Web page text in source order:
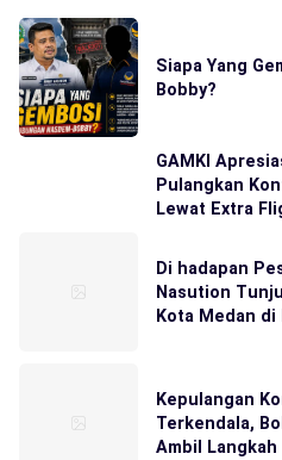
Siapa Yang
Bobby?
GAMKI
Pulangkan
Lewat Extra
Di hadapan
Nasution
Kota Medan di
Kepulangan
Terkendala,
Ambil Langkah